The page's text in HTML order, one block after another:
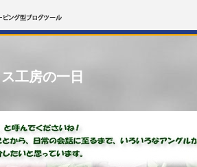
工房の一日